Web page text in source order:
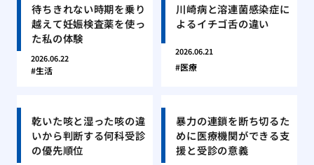
待ちきれない時期を乗り
越えて妊娠検査薬を使っ
た私の体験
2026.06.22
生活
川崎病と溶連菌感染症に
よるイチゴ舌の違い
2026.06.21
医療
乾いた咳と湿った咳の違
いから判断する何科受診
の優先順位
暴力の連鎖を断ち切るた
めに医療機関ができる支
援と受診の意義